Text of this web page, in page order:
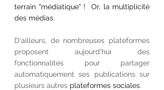
terrain "médiatique" !  Or, la multiplicité
des médias.
D'ailleurs, de nombreuses plateformes
proposent aujourd'hui des
fonctionnalités pour partager
automatiquement ses publications sur
plusieurs autres plateformes sociales.